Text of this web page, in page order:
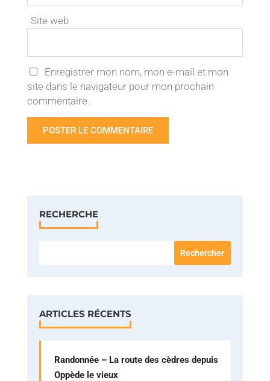
Site web
Enregistrer mon nom, mon e-mail et mon
site dans le navigateur pour mon prochain
commentaire.
RECHERCHE
ARTICLES RÉCENTS
Randonnée – La route des cèdres depuis
Oppède le vieux